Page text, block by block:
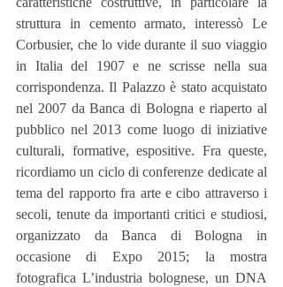
struttura in cemento armato, interessò Le
Corbusier, che lo vide durante il suo viaggio
in Italia del 1907 e ne scrisse nella sua
corrispondenza. Il Palazzo è stato acquistato
nel 2007 da Banca di Bologna e riaperto al
pubblico nel 2013 come luogo di iniziative
culturali, formative, espositive. Fra queste,
ricordiamo un ciclo di conferenze dedicate al
tema del rapporto fra arte e cibo attraverso i
secoli, tenute da importanti critici e studiosi,
organizzato da Banca di Bologna in
occasione di Expo 2015; la mostra
fotografica L’industria bolognese, un DNA